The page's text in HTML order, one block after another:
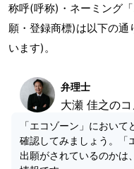
称呼(呼称)・ネーミング
願・登録商標)は以下の通
います)。
弁理士
大瀬 佳之のコ
「エコゾーン」におい
確認してみましょう。「
出願がされているのかは